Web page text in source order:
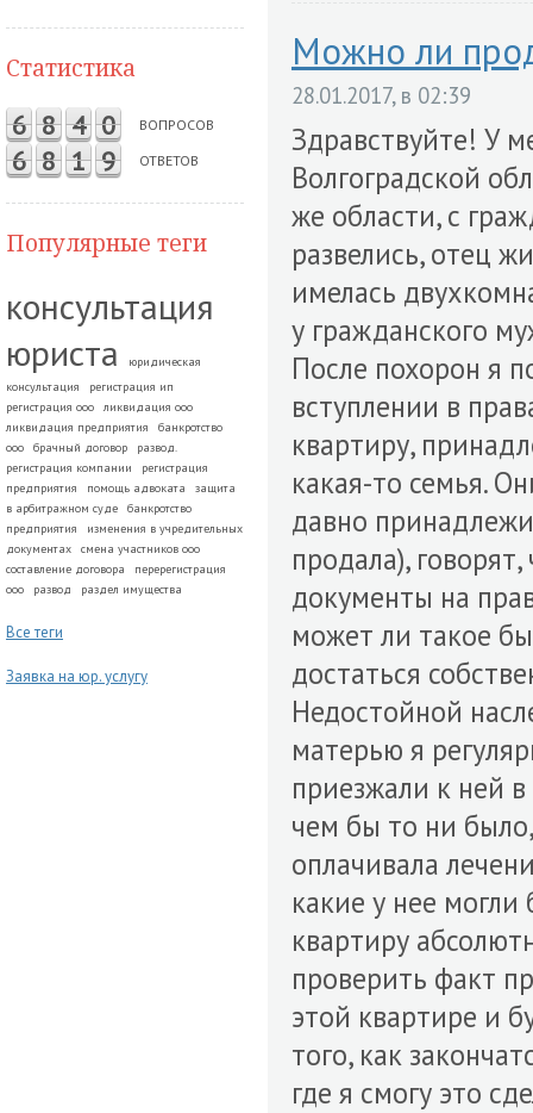
Статистика
6 8 4 0 ВОПРОСОВ
6 8 1 9 ОТВЕТОВ
Популярные теги
консультация
юриста
юридическая
консультация
регистрация ип
регистрация ооо
ликвидация ооо
ликвидация предприятия
банкротство
ооо
брачный договор
развод.
регистрация компании
регистрация
предприятия
помощь адвоката
защита
в арбитражном суде
банкротство
предприятия
изменения в учредительных
документах
смена участников ооо
составление договора
перерегистрация
ооо
развод раздел имущества
Все теги
Заявка на юр. услугу
Можно ли
28.01.2017, в 02:39
Здравствуйте! У
Волгоградской
же области, с
развелись, отец
имелась
у гражданского
После похорон я
вступлении в
квартиру,
какая-то семья.
давно
продала),
документы на
может ли такое
достаться
Недостойной
матерью я
приезжали к ней
чем бы то ни
оплачивала
какие у нее
квартиру
проверить факт
этой квартире и
того, как
где я смогу это